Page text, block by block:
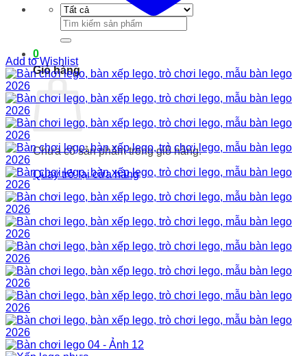
Tìm
kiếm:
0
Giỏ hàng
Chưa có sản phẩm trong giỏ hàng.
Quay trở lại cửa hàng
Add to Wishlist